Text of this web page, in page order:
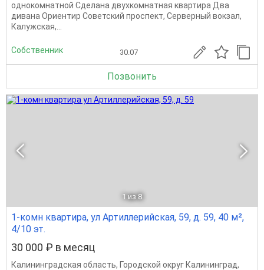
однокомнатной Сделана двухкомнатная квартира Два
дивана Ориентир Советский проспект, Серверный вокзал,
Калужская,...
Собственник 30.07
Позвонить
1 из 8
1-комн квартира, ул Артиллерийская, 59, д. 59, 40 м²,
4/10 эт.
30 000 ₽ в месяц
Калининградская область, Городской округ Калининград,